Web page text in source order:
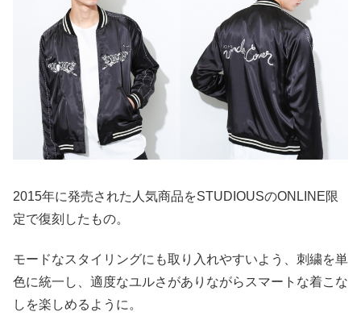
2015年に発売された人気商品をSTUDIOUSのONLINE限
定で復刻したもの。
モードなスタイリングにも取り入れやすいよう、刺繍を単
色に統一し、適度なユルさがありながらスマートな着こな
しを楽しめるように。